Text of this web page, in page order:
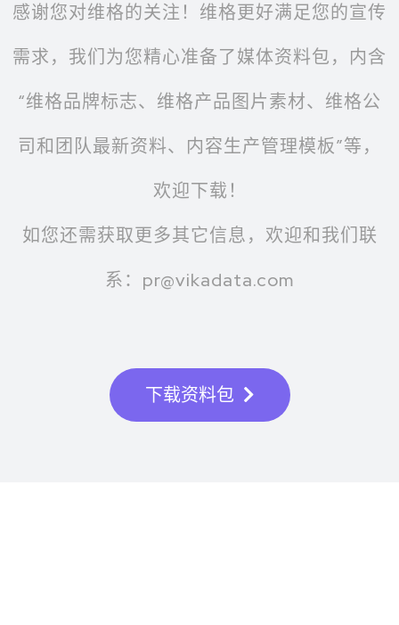
感谢您对维格的关注！维格更好满足您的宣传
需求，我们为您精心准备了媒体资料包，内含
“维格品牌标志、维格产品图片素材、维格公
司和团队最新资料、内容生产管理模板”等，
欢迎下载！
如您还需获取更多其它信息，欢迎和我们联
系：pr@vikadata.com
下载资料包